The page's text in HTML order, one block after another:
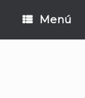
Menú